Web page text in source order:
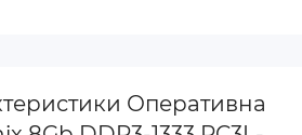
Оперативна